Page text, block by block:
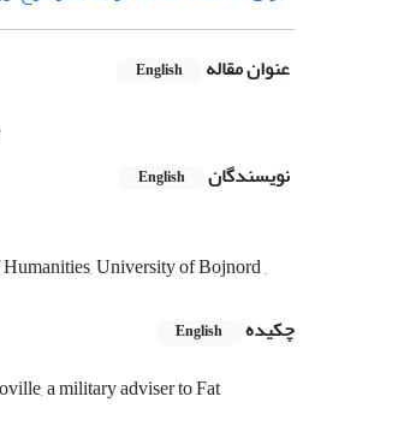
عنوان مقاله English
نویسندگان English
University of Bojnord ,
چکیده
English
a military adviser to Fat